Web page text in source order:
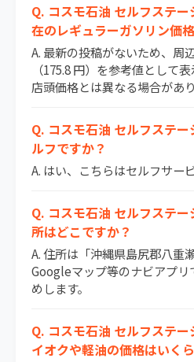
Q. コスモ石油 セルフステ
在のレギュラーガソリン価
A. 最新の投稿がないため、周
（175.8 円）を参考値として
店頭価格とは異なる場合があり
Q. コスモ石油 セルフステ
ルフですか？
A. はい、こちらはセルフサー
Q. コスモ石油 セルフステ
所はどこですか？
A. 住所は「沖縄県島尻郡八重
Googleマップ等のナビアプ
めします。
Q. コスモ石油 セルフステ
イオクや軽油の価格はいく